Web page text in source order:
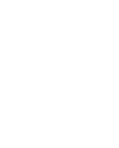
した。光と風が通り抜け